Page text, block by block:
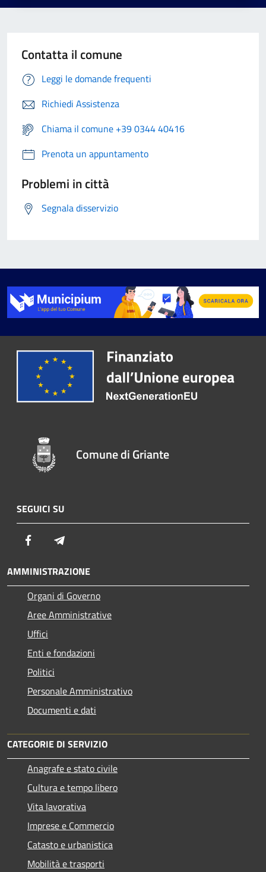
Contatta il comune
Leggi le domande frequenti
Richiedi Assistenza
Chiama il comune +39 0344 40416
Prenota un appuntamento
Problemi in città
Segnala disservizio
Comune di Griante
SEGUICI SU
Facebook
AMMINISTRAZIONE
Organi di Governo
Aree Amministrative
Uffici
Enti e fondazioni
Politici
Personale Amministrativo
Documenti e dati
CATEGORIE DI SERVIZIO
Anagrafe e stato civile
Cultura e tempo libero
Vita lavorativa
Imprese e Commercio
Catasto e urbanistica
Mobilità e trasporti